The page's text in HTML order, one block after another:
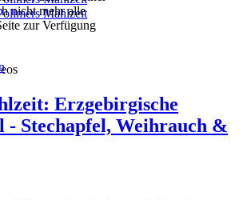
Erzgebirgische
- Stechapfel, Weihrauch &